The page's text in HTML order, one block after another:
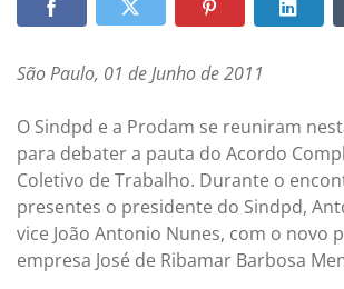
São Paulo, 01 de Junho de 2011
O Sindpd e a Prodam se reuniram
para debater a pauta do Acordo
Coletivo de Trabalho. Durante o
presentes o presidente do Sindpd,
vice João Antonio Nunes, com o novo
empresa José de Ribamar Barbosa